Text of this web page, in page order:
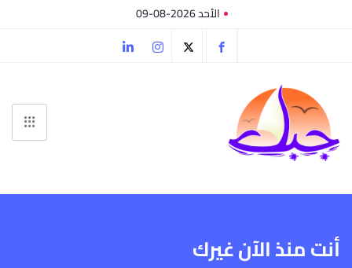
الأحد 2026-08-09
أنت منذ الآن غيرك